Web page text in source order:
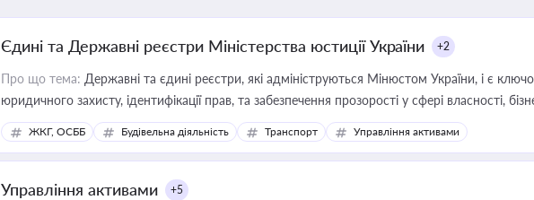
Єдині та Державні реєстри Міністерства юстиції України +2
Про що тема: Державні та єдині реєстри, які адмініструються Мінюстом України, і є
юридичного захисту, ідентифікації прав, та забезпечення прозорості у сфері власності,
ЖКГ, ОСББ Будівельна діяльність Транспорт Управління активами
Управління активами +5